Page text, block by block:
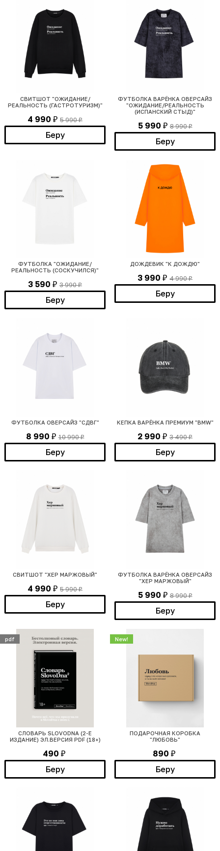
СВИТШОТ "ОЖИДАНИЕ/
РЕАЛЬНОСТЬ (ГАСТРОТУРИЗМ)"
4 990 ₽ 5 990₽
Беру
ФУТБОЛКА ВАРЁНКА ОВЕРСАЙЗ
"ОЖИДАНИЕ/РЕАЛЬНОСТЬ
(ИСПАНСКИЙ СТЫД)"
5 990 ₽ 8 990₽
Беру
ФУТБОЛКА "ОЖИДАНИЕ/
РЕАЛЬНОСТЬ (СОСКУЧИЛСЯ)"
3 590 ₽ 3 990₽
Беру
ДОЖДЕВИК "К ДОЖДЮ"
3 990 ₽ 4 990₽
Беру
ФУТБОЛКА ОВЕРСАЙЗ "СДВГ"
8 990 ₽ 10 990₽
Беру
КЕПКА ВАРЁНКА ПРЕМИУМ "BMW"
2 990 ₽ 3 490₽
Беру
СВИТШОТ "ХЕР МАРЖОВЫЙ"
4 990 ₽ 5 990₽
Беру
ФУТБОЛКА ВАРЁНКА ОВЕРСАЙЗ
"ХЕР МАРЖОВЫЙ"
5 990 ₽ 8 990₽
Беру
СЛОВАРЬ SLOVODNA (2-Е
ИЗДАНИЕ) ЭЛ.ВЕРСИЯ PDF (18+)
490 ₽
Беру
pdf
ПОДАРОЧНАЯ КОРОБКА
"ЛЮБОВЬ"
890 ₽
Беру
New!